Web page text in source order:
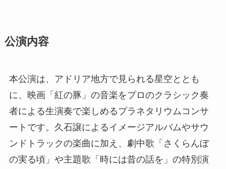
公演内容
本公演は、アドリア地方で見られる星空ととも
に、映画「紅の豚」の音楽をプロのクラシック奏
者による生演奏で楽しめるプラネタリウムコンサ
ートです。久石譲によるイメージアルバムやサウ
ンドトラックの楽曲に加え、劇中歌「さくらんぼ
の実る頃」や主題歌「時には昔の話を」の特別演